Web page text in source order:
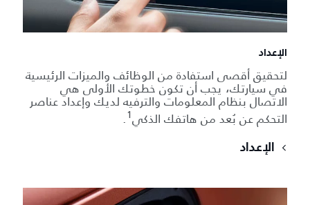
الإعداد
لتحقيق أقصى استفادة من الوظائف والميزات الرئيسية
في سيارتك، يجب أن تكون خطوتك الأولى هي
الاتصال بنظام المعلومات والترفيه لديك وإعداد عناصر
التحكم عن بُعد من هاتفك الذكي1
.
الإعداد